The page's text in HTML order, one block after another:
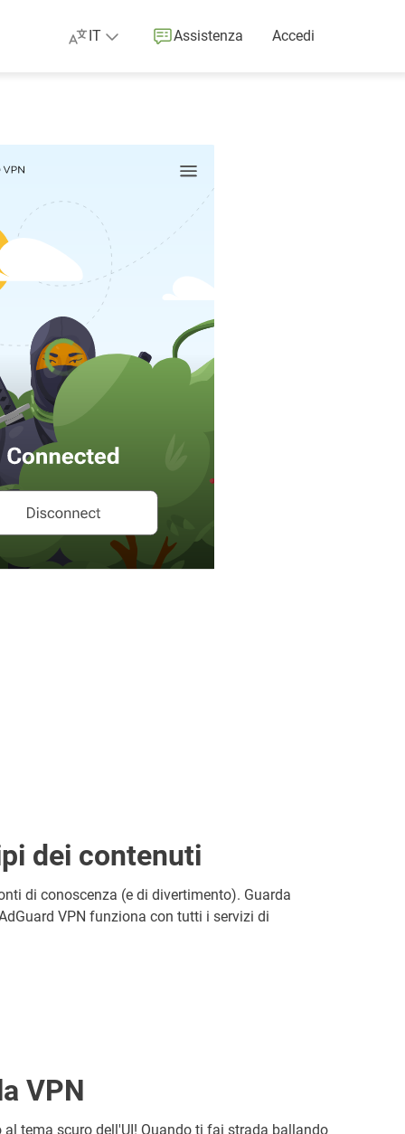
IT Assistenza Accedi
dei contenuti
di conoscenza (e di divertimento). Guarda
VPN funziona con tutti i servizi di
VPN
tema scuro dell'UI! Quando ti fai strada ballando